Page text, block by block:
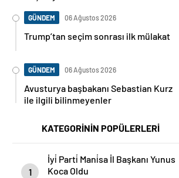
GÜNDEM 06 Ağustos 2026
Trump’tan seçim sonrası ilk mülakat
GÜNDEM 06 Ağustos 2026
Avusturya başbakanı Sebastian Kurz
ile ilgili bilinmeyenler
KATEGORİNİN POPÜLERLERİ
1
İyi̇ Parti̇ Mani̇sa İl Başkanı Yunus
Koca Oldu